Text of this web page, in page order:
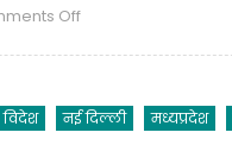
निशुल्क
कनेक्सन
देकर
कैंसिल,
Offon
जारी
नई दिल्ली मध्यप्रदेश